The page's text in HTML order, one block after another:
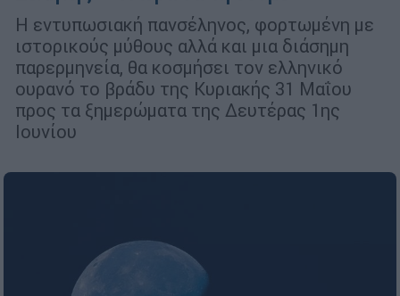
Η εντυπωσιακή πανσέληνος, φορτωμένη με
ιστορικούς μύθους αλλά και μια διάσημη
παρερμηνεία, θα κοσμήσει τον ελληνικό
ουρανό το βράδυ της Κυριακής 31 Μαΐου
προς τα ξημερώματα της Δευτέρας 1ης
Ιουνίου